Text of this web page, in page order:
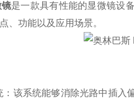
是一款具有性能的显微镜设
、功能以及应用场景。
该系统能够消除光路中插入